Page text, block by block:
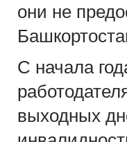
они не
С начала
выходных